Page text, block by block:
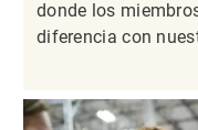
donde los
diferencia con